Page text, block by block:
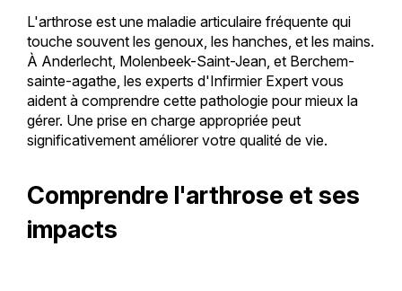
L'arthrose est une maladie articulaire fréquente qui
touche souvent les genoux, les hanches, et les mains.
À Anderlecht, Molenbeek-Saint-Jean, et Berchem-
sainte-agathe, les experts d'Infirmier Expert vous
aident à comprendre cette pathologie pour mieux la
gérer. Une prise en charge appropriée peut
significativement améliorer votre qualité de vie.
Comprendre l'arthrose et ses
impacts